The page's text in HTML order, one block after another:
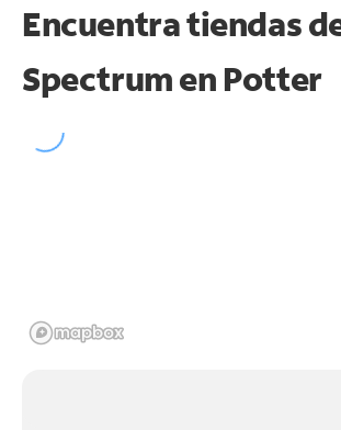
Encuentra tiendas
Spectrum en Potter